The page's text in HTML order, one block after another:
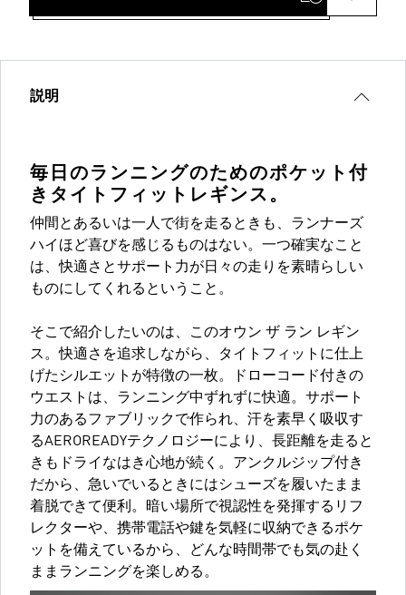
説明
毎日のランニングのためのポケット付
きタイトフィットレギンス。
仲間とあるいは一人で街を走るときも、ランナーズ
ハイほど喜びを感じるものはない。一つ確実なこと
は、快適さとサポート力が日々の走りを素晴らしい
ものにしてくれるということ。
そこで紹介したいのは、このオウン ザ ラン レギン
ス。快適さを追求しながら、タイトフィットに仕上
げたシルエットが特徴の一枚。ドローコード付きの
ウエストは、ランニング中ずれずに快適。サポート
力のあるファブリックで作られ、汗を素早く吸収す
るAEROREADYテクノロジーにより、長距離を走ると
きもドライなはき心地が続く。アンクルジップ付き
だから、急いでいるときにはシューズを履いたまま
着脱できて便利。暗い場所で視認性を発揮するリフ
レクターや、携帯電話や鍵を気軽に収納できるポケ
ットを備えているから、どんな時間帯でも気の赴く
ままランニングを楽しめる。